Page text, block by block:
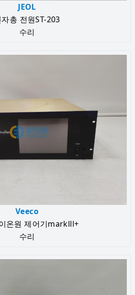
JEOL
자총 전원ST-203
수리
Veeco
온원 제어기marklll+
수리